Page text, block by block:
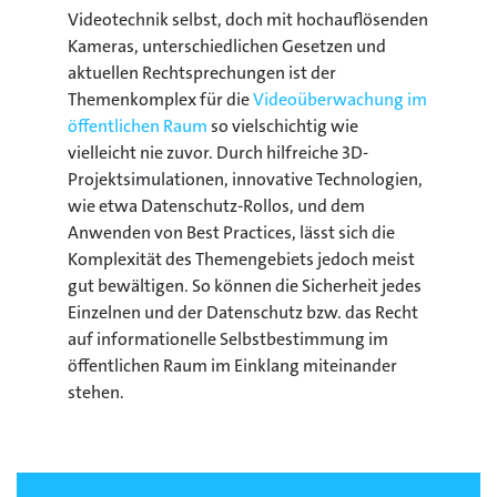
Videotechnik selbst, doch mit hochauflösenden
Kameras, unterschiedlichen Gesetzen und
aktuellen Rechtsprechungen ist der
Themenkomplex für dieVideoüberwachung im
öffentlichen Raumso vielschichtig wie
vielleicht nie zuvor. Durch hilfreiche 3D-
Projektsimulationen, innovative Technologien,
wie etwa Datenschutz-Rollos, und dem
Anwenden von Best Practices, lässt sich die
Komplexität des Themengebiets jedoch meist
gut bewältigen. So können die Sicherheit jedes
Einzelnen und der Datenschutz bzw. das Recht
auf informationelle Selbstbestimmung im
öffentlichen Raum im Einklang miteinander
stehen.